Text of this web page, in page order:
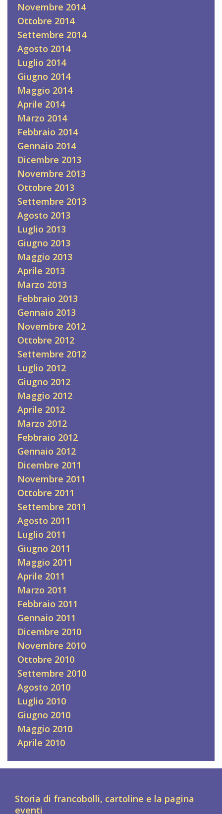
Novembre 2014
Ottobre 2014
Settembre 2014
Agosto 2014
Luglio 2014
Giugno 2014
Maggio 2014
Aprile 2014
Marzo 2014
Febbraio 2014
Gennaio 2014
Dicembre 2013
Novembre 2013
Ottobre 2013
Settembre 2013
Agosto 2013
Luglio 2013
Giugno 2013
Maggio 2013
Aprile 2013
Marzo 2013
Febbraio 2013
Gennaio 2013
Novembre 2012
Ottobre 2012
Settembre 2012
Luglio 2012
Giugno 2012
Maggio 2012
Aprile 2012
Marzo 2012
Febbraio 2012
Gennaio 2012
Dicembre 2011
Novembre 2011
Ottobre 2011
Settembre 2011
Agosto 2011
Luglio 2011
Giugno 2011
Maggio 2011
Aprile 2011
Marzo 2011
Febbraio 2011
Gennaio 2011
Dicembre 2010
Novembre 2010
Ottobre 2010
Settembre 2010
Agosto 2010
Luglio 2010
Giugno 2010
Maggio 2010
Aprile 2010
Storia di francobolli, cartoline e la pagina
eventi